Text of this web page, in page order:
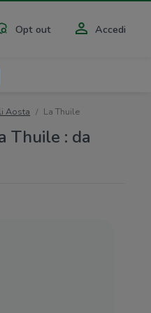
Opt out Accedi
Aosta La Thuile
Thuile : da